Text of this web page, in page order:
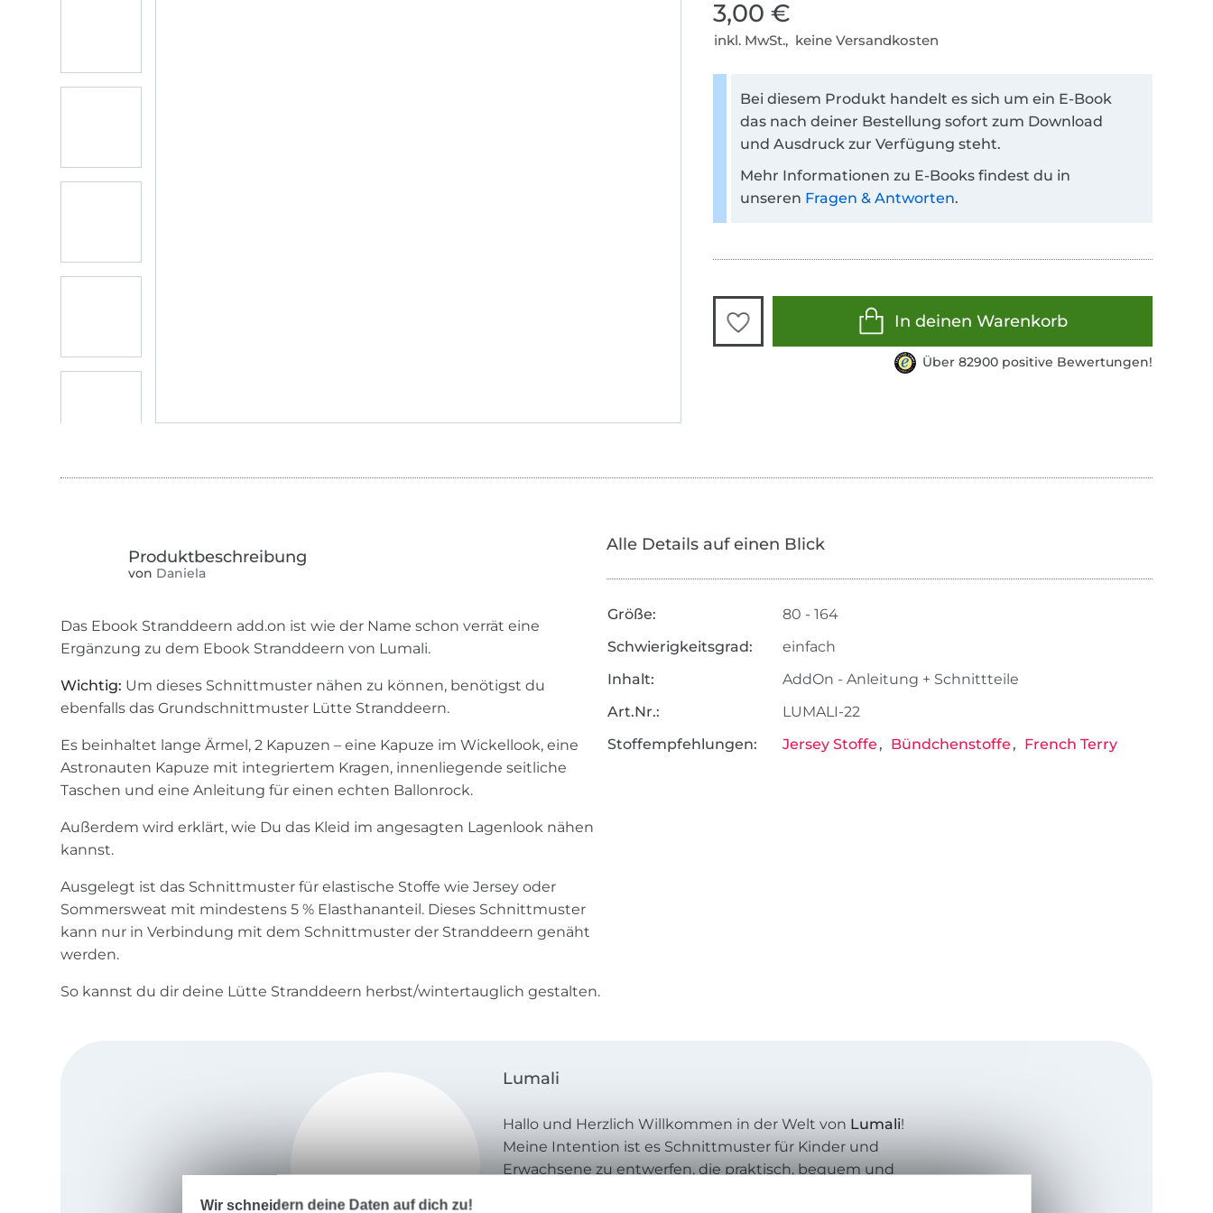
3,00 €
inkl. MwSt., keine Versandkosten
Bei diesem Produkt handelt es sich um ein E-Book
das nach deiner Bestellung sofort zum Download
und Ausdruck zur Verfügung steht.
Mehr Informationen zu E-Books findest du in
unseren Fragen & Antworten.
In deinen Warenkorb
Über 82900 positive Bewertungen!
von Daniela
Das Ebook Stranddeern add.on ist wie der Name schon verrät eine
Ergänzung zu dem Ebook Stranddeern von Lumali.
Wichtig: Um dieses Schnittmuster nähen zu können, benötigst du
ebenfalls das Grundschnittmuster Lütte Stranddeern.
Es beinhaltet lange Ärmel, 2 Kapuzen – eine Kapuze im Wickellook, eine
Astronauten Kapuze mit integriertem Kragen, innenliegende seitliche
Taschen und eine Anleitung für einen echten Ballonrock.
Außerdem wird erklärt, wie Du das Kleid im angesagten Lagenlook nähen
kannst.
Ausgelegt ist das Schnittmuster für elastische Stoffe wie Jersey oder
Sommersweat mit mindestens 5 % Elasthananteil. Dieses Schnittmuster
kann nur in Verbindung mit dem Schnittmuster der Stranddeern genäht
werden.
So kannst du dir deine Lütte Stranddeern herbst/wintertauglich gestalten.
Alle Details auf einen Blick
Größe:
80 - 164
Schwierigkeitsgrad:
einfach
Inhalt:
AddOn - Anleitung + Schnittteile
Art.Nr.:
LUMALI-22
Stoffempfehlungen:
Jersey Stoffe Bündchenstoffe French Terry
Lumali
Hallo und Herzlich Willkommen in der Welt von Lumali!
Meine Intention ist es Schnittmuster für Kinder und
Erwachsene zu entwerfen, die praktisch, bequem und
Wir schneidern deine Daten auf dich zu!